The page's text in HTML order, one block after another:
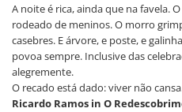
A noite é rica, ainda que na favela.
rodeado de meninos. O morro
casebres. E árvore, e poste, e
povoa sempre. Inclusive das
alegremente.
O recado está dado: viver não
Ricardo Ramos in O